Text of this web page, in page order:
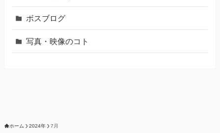
ボスブログ
写真・映像のコト
ホーム 2024年 7月